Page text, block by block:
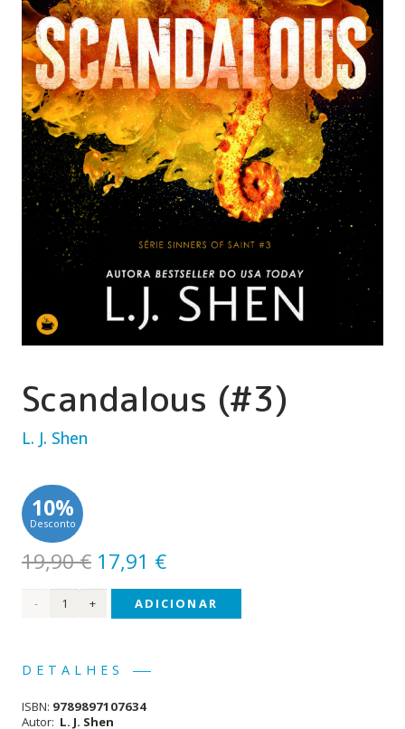
Scandalous (#3)
L. J. Shen
10%
Desconto
19,90€ O
preço
original
19,90 €.
17,91 €O
preço
atual
Quantidade
ADICIONAR
DETALHES
ISBN: 9789897107634
Autor: L. J. Shen